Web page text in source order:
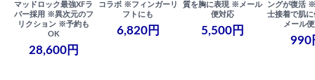
マッドロック最強XFラ
バー採用 ※異次元のフ
リクション ※予約も
OK
28,600円
コラボ ※フィンガーリ
フトにも
6,820円
質を胸に表現 ※メール
便対応
5,500円
ングが復活
士接着で肌
メール
990